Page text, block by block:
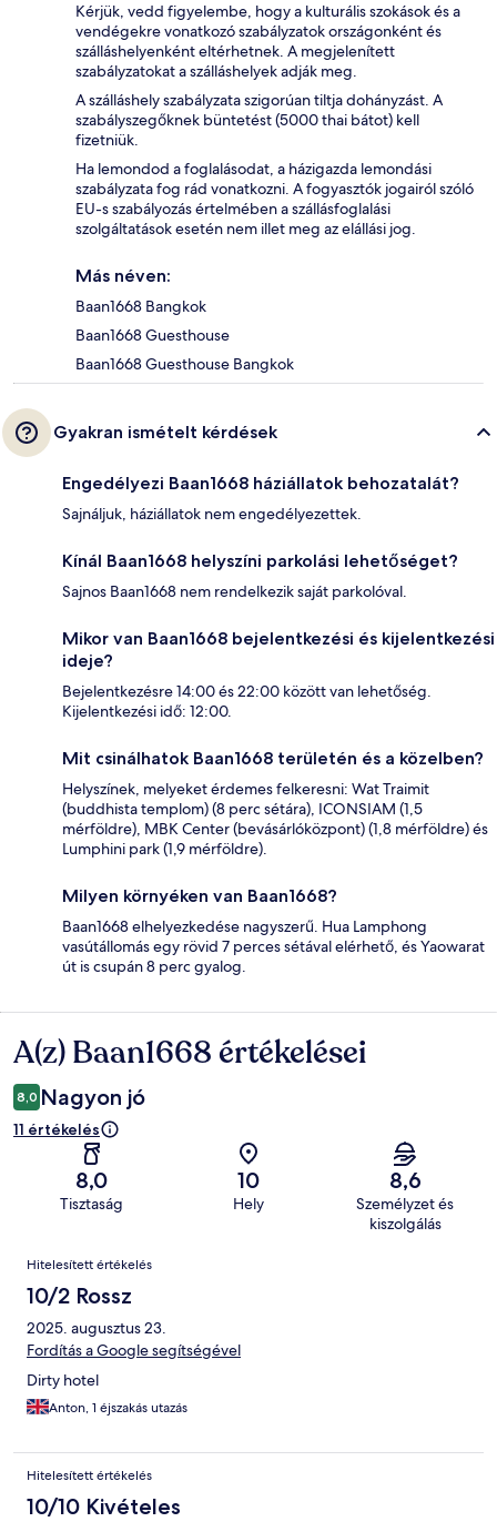
Kérjük, vedd figyelembe, hogy a kulturális szokások és a
vendégekre vonatkozó szabályzatok országonként és
szálláshelyenként eltérhetnek. A megjelenített
szabályzatokat a szálláshelyek adják meg.
A szálláshely szabályzata szigorúan tiltja dohányzást. A
szabályszegőknek büntetést (5000 thai bátot) kell
fizetniük.
Ha lemondod a foglalásodat, a házigazda lemondási
szabályzata fog rád vonatkozni. A fogyasztók jogairól szóló
EU-s szabályozás értelmében a szállásfoglalási
szolgáltatások esetén nem illet meg az elállási jog.
Más néven:
Baan1668 Bangkok
Baan1668 Guesthouse
Baan1668 Guesthouse Bangkok
Gyakran ismételt kérdések
Engedélyezi Baan1668 háziállatok behozatalát?
Sajnáljuk, háziállatok nem engedélyezettek.
Kínál Baan1668 helyszíni parkolási lehetőséget?
Sajnos Baan1668 nem rendelkezik saját parkolóval.
Mikor van Baan1668 bejelentkezési és kijelentkezési
ideje?
Bejelentkezésre 14:00 és 22:00 között van lehetőség.
Kijelentkezési idő: 12:00.
Mit csinálhatok Baan1668 területén és a közelben?
Helyszínek, melyeket érdemes felkeresni: Wat Traimit
(buddhista templom) (8 perc sétára), ICONSIAM (1,5
mérföldre), MBK Center (bevásárlóközpont) (1,8 mérföldre) és
Lumphini park (1,9 mérföldre).
Milyen környéken van Baan1668?
Baan1668 elhelyezkedése nagyszerű. Hua Lamphong
vasútállomás egy rövid 7 perces sétával elérhető, és Yaowarat
út is csupán 8 perc gyalog.
Értékelések
A(z) Baan1668 értékelései
8,0 Nagyon jó
11 értékelés
8,0
Tisztaság
10
Hely
8,6
Személyzet és
kiszolgálás
Értékelések
Hitelesített értékelés
10/2 Rossz
2025. augusztus 23.
Fordítás a Google segítségével
Dirty hotel
Anton, 1 éjszakás utazás
Hitelesített értékelés
10/10 Kivételes